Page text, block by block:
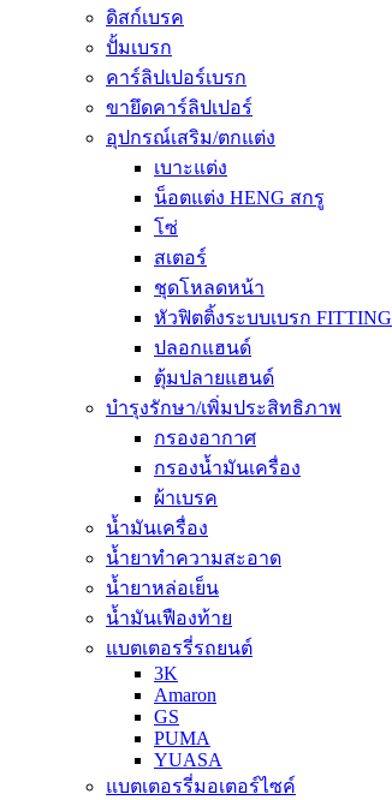
ดิสก์เบรค
ปั้มเบรก
คาร์ลิปเปอร์เบรก
ขายึดคาร์ลิปเปอร์
อุปกรณ์เสริม/ตกแต่ง
เบาะแต่ง
น็อตแต่ง HENG สกรู
โซ่
สเตอร์
ชุดโหลดหน้า
หัวฟิตติ้งระบบเบรก FITTING
ปลอกแฮนด์
ตุ้มปลายแฮนด์
บำรุงรักษา/เพิ่มประสิทธิภาพ
กรองอากาศ
กรองน้ำมันเครื่อง
ผ้าเบรค
น้ำมันเครื่อง
น้ำยาทำความสะอาด
น้ำยาหล่อเย็น
น้ำมันเฟืองท้าย
แบตเตอรรี่รถยนต์
3K
Amaron
GS
PUMA
YUASA
แบตเตอรรี่มอเตอร์ไซค์